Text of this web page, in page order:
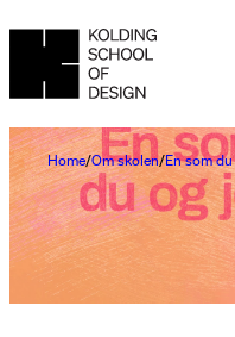
Home Om skolen En som